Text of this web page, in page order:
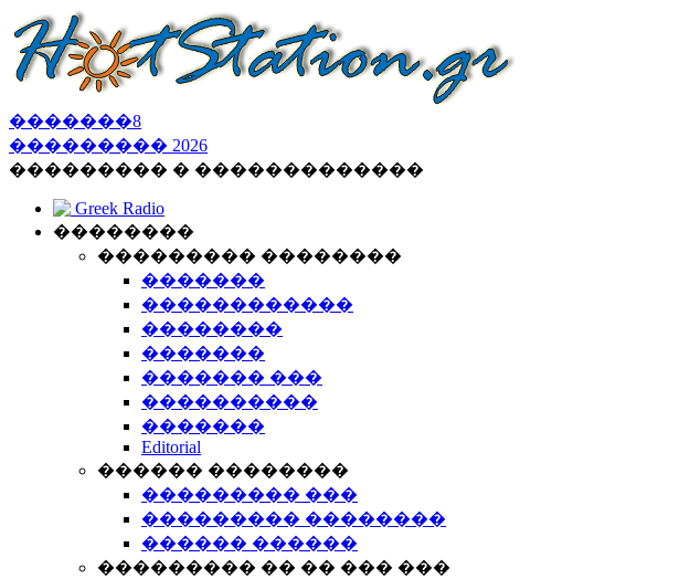
�������8
��������� 2026
��������� � �������������
Greek Radio
��������
��������� ��������
�������
������������
��������
�������
������� ���
����������
�������
Editorial
������ ��������
��������� ���
��������� ��������
������ ������
��������� �� �� ��� ���